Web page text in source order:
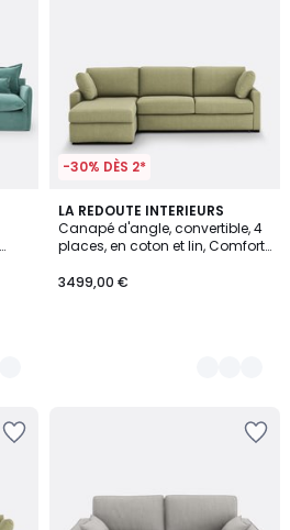
-30% DÈS 2*
LA REDOUTE INTERIEURS
Canapé d'angle, convertible, 4
places, en coton et lin, Comfort
3499,00 €
3
Couleurs